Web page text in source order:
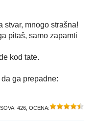
stvar, mnogo strašna!
pitaš, samo zapamti
kod tate.
ga prepadne:
426 , OCENA: